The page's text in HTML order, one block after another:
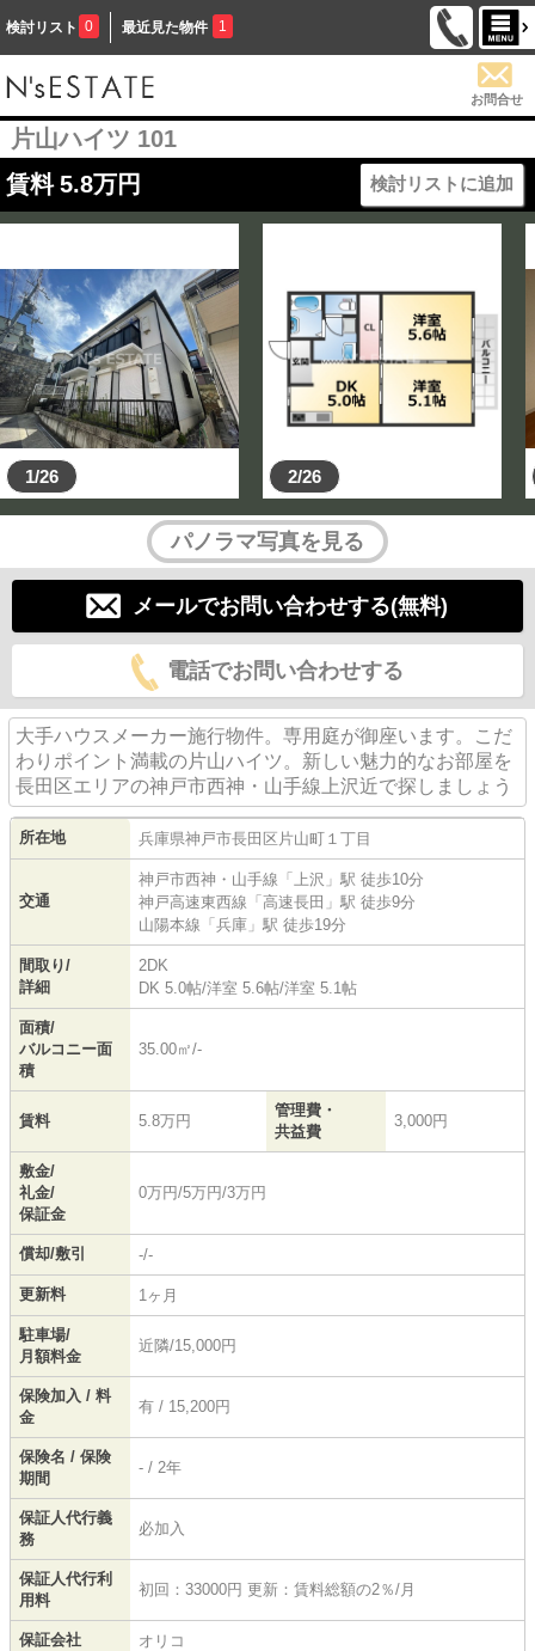
検討リスト 0 最近見た物件 1
お問合せ
片山ハイツ 101
賃料 5.8万円 検討リストに追加
1/26 2/26
パノラマ写真を見る
メールでお問い合わせする(無料)
電話でお問い合わせする
大手ハウスメーカー施行物件。専用庭が御座います。こだ
わりポイント満載の片山ハイツ。新しい魅力的なお部屋を
長田区エリアの神戸市西神・山手線上沢近で探しましょう
所在地 兵庫県神戸市長田区 片山町 １丁目
交通
神戸市西神・山手線 「 上沢 」駅 徒歩10分
神戸高速東西線 「 高速長田 」駅 徒歩9分
山陽本線 「 兵庫 」駅 徒歩19分
間取り/
詳細
2DK
DK 5.0帖/洋室 5.6帖/洋室 5.1帖
面積/
バルコニー面
積
35.00㎡/-
賃料 5.8万円
管理費・
共益費
3,000円
敷金/
礼金/
保証金
0万円/5万円/3万円
償却/敷引 -/-
更新料 1ヶ月
駐車場/
月額料金
近隣/15,000円
保険加入 / 料
金
有 / 15,200円
保険名 / 保険
期間
- / 2年
保証人代行義
務
必加入
保証人代行利
用料
初回：33000円 更新：賃料総額の2％/月
保証会社 オリコ